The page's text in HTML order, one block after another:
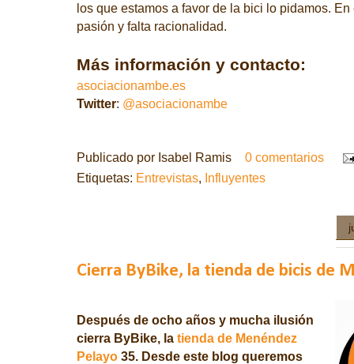
los que estamos a favor de la bici lo pidamos. En
pasión y falta racionalidad.
Más información y contacto:
asociacionambe.es
Twitter: @asociacionambe
Publicado por Isabel Ramis
0 comentarios
Etiquetas: Entrevistas, Influyentes
Cierra ByBike, la tienda de bicis de
Después de ocho años y mucha ilusión
cierra ByBike, la tienda de Menéndez
Pelayo 35. Desde este blog queremos